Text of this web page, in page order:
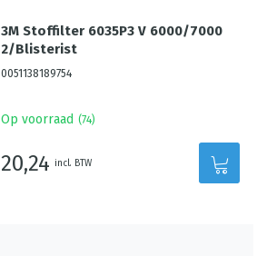
3M Stoffilter 6035P3 V 6000/7000
2/Blisterist
0051138189754
Op voorraad (74)
20,24 incl. BTW